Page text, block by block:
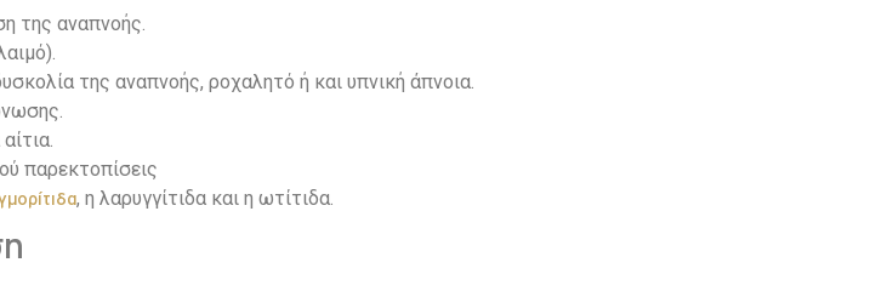
της αναπνοής.
της αναπνοής, ροχαλητό ή και υπνική άπνοια.
παρεκτοπίσεις
, η λαρυγγίτιδα και η ωτίτιδα.